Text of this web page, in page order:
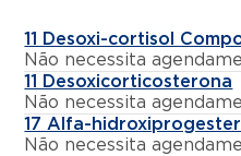
11 Desoxi-cortisol
Não necessita
11 Desoxicorticosterona
Não necessita
17 Alfa-
Não necessita